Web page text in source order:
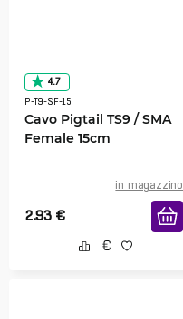
4.7
P-T9-SF-15
Cavo Pigtail TS9 / SMA
Female 15cm
in magazzino
2.93 €